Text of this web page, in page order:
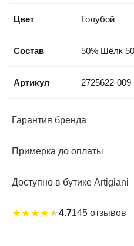
Цвет Голубой
Состав 50% Шёлк
Артикул 2725622-009
Гарантия бренда
Примерка до оплаты
Доступно в бутике Artigiani
★★★★★4.7145 отзывов